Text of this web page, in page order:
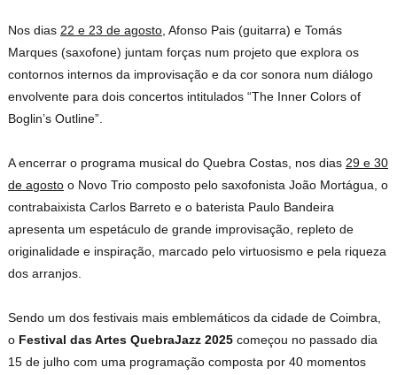
Nos dias 22 e 23 de agosto , Afonso Pais (guitarra) e Tomás
Marques (saxofone) juntam forças num projeto que explora os
contornos internos da improvisação e da cor sonora num diálogo
envolvente para dois concertos intitulados “The Inner Colors of
Boglin’s Outline”.
A encerrar o programa musical do Quebra Costas, nos dias 29 e 30
de agosto o Novo Trio composto pelo saxofonista João Mortágua, o
contrabaixista Carlos Barreto e o baterista Paulo Bandeira
apresenta um espetáculo de grande improvisação, repleto de
originalidade e inspiração, marcado pelo virtuosismo e pela riqueza
dos arranjos.
Sendo um dos festivais mais emblemáticos da cidade de Coimbra,
o Festival das Artes QuebraJazz 2025 começou no passado dia
15 de julho com uma programação composta por 40 momentos